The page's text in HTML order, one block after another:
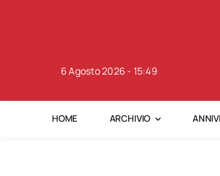
6 Agosto 2026 - 15:49
HOME ARCHIVIO